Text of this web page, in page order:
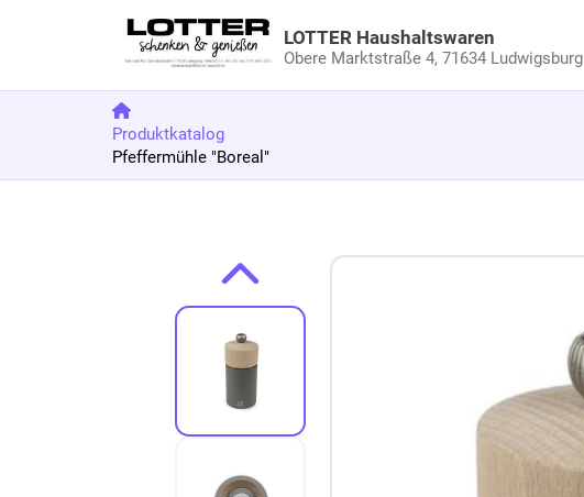
LOTTER Haushaltswaren
Obere Marktstraße 4, 71634 Ludwigsburg
Produktkatalog
Pfeffermühle "Boreal"
Zur Produktbeschreibung springen